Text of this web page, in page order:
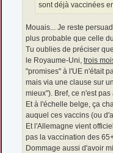
sont déjà vaccinées
Mouais... Je reste
plus probable que celle
Tu oublies de préciser
le Royaume-Uni, trois
"promises" à l'UE n'était
mais via une clause sur
mieux"). Bref, ce n'est pas
Et à l'échelle belge, ça
auquel ces vaccins (ou
Et l'Allemagne vient
pas la vaccination des
Dommage aussi d'avoir